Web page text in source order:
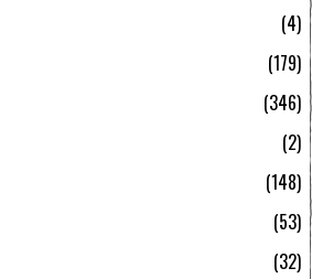
4
179
346
2
148
53
32